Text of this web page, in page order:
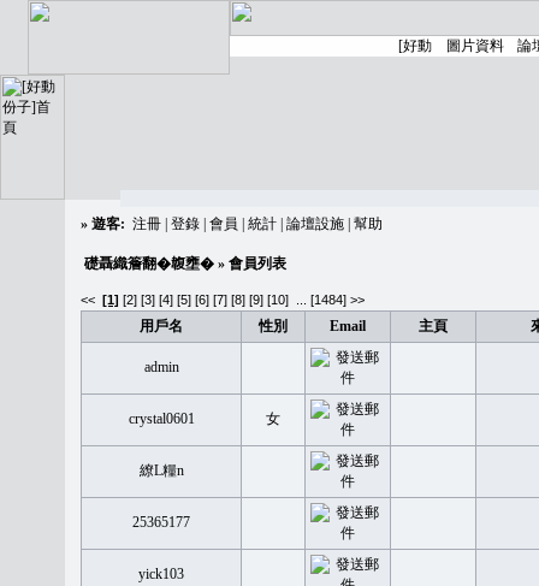
» 遊客: 注冊 登錄 會員 統計 論壇設施 幫助
礎聶織簷翻�䪖壅� » 會員列表
<< [1] [2] [3] [4] [5] [6] [7] [8] [9] [10] [1484] >>
用戶名 性別 Email 主頁
admin
crystal0601 女
繚L糧n
25365177
yick103